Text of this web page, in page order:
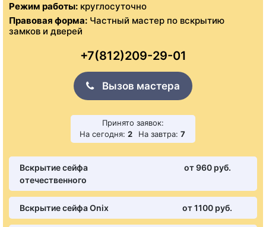
Режим работы: круглосуточно
Правовая форма: Частный мастер по вскрытию
замков и дверей
+7(812)209-29-01
Вызов мастера
Принято заявок:
На сегодня: 2 На завтра: 7
Вскрытие сейфа
отечественного
от 960 pуб.
Вскрытие сейфа Onix от 1100 pуб.